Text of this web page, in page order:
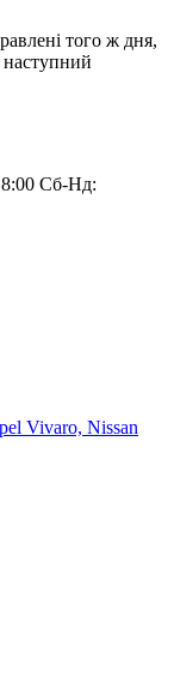
того ж дня,
наступний
Сб-Нд:
Vivaro, Nissan